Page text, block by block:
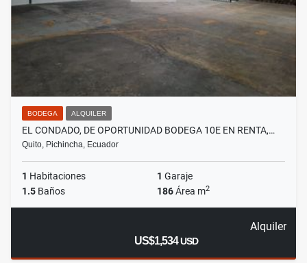
BODEGA ALQUILER
EL CONDADO, DE OPORTUNIDAD BODEGA 10E EN RENTA,…
Quito, Pichincha, Ecuador
1 Habitaciones 1 Garaje
1.5 Baños 186Área m2
Alquiler
US$1,534USD